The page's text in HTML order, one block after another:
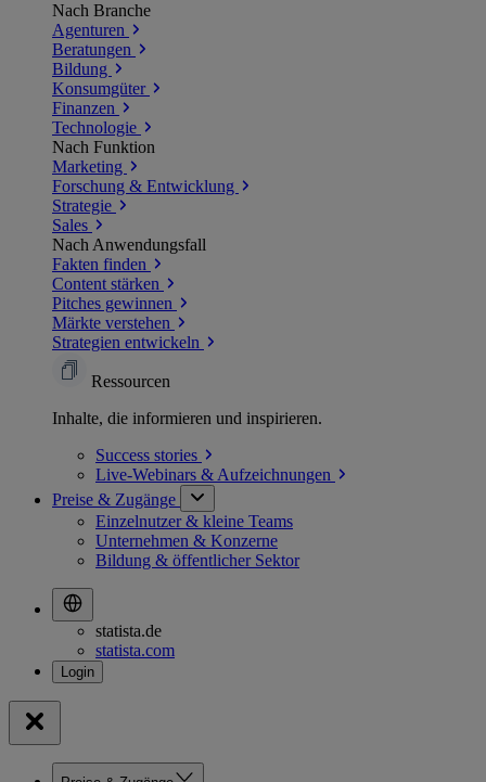
Nach Branche
Agenturen
Beratungen
Bildung
Konsumgüter
Finanzen
Technologie
Nach Funktion
Marketing
Forschung & Entwicklung
Strategie
Sales
Nach Anwendungsfall
Fakten finden
Content stärken
Pitches gewinnen
Märkte verstehen
Strategien entwickeln
Ressourcen
Inhalte, die informieren und inspirieren.
Success stories
Live-Webinars & Aufzeichnungen
Preise & Zugänge
Einzelnutzer & kleine Teams
Unternehmen & Konzerne
Bildung & öffentlicher Sektor
statista.de
statista.com